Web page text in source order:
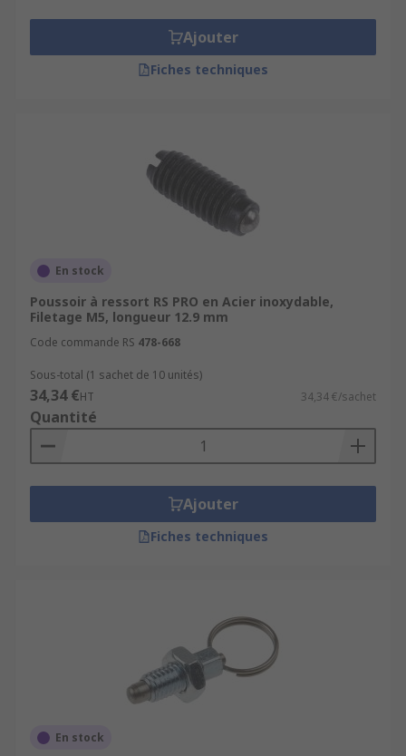
Ajouter
Fiches techniques
En stock
Poussoir à ressort RS PRO en Acier inoxydable,
Filetage M5, longueur 12.9 mm
Code commande RS 478-668
Sous-total (1 sachet de 10 unités)
34,34 €HT 34,34 €/sachet
Quantité
Ajouter
Fiches techniques
En stock